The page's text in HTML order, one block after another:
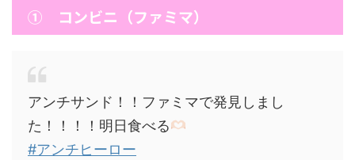
① コンビニ（ファミマ）
アンチサンド！！ファミマで発見しまし
た！！！！明日食べる
#アンチヒーロー